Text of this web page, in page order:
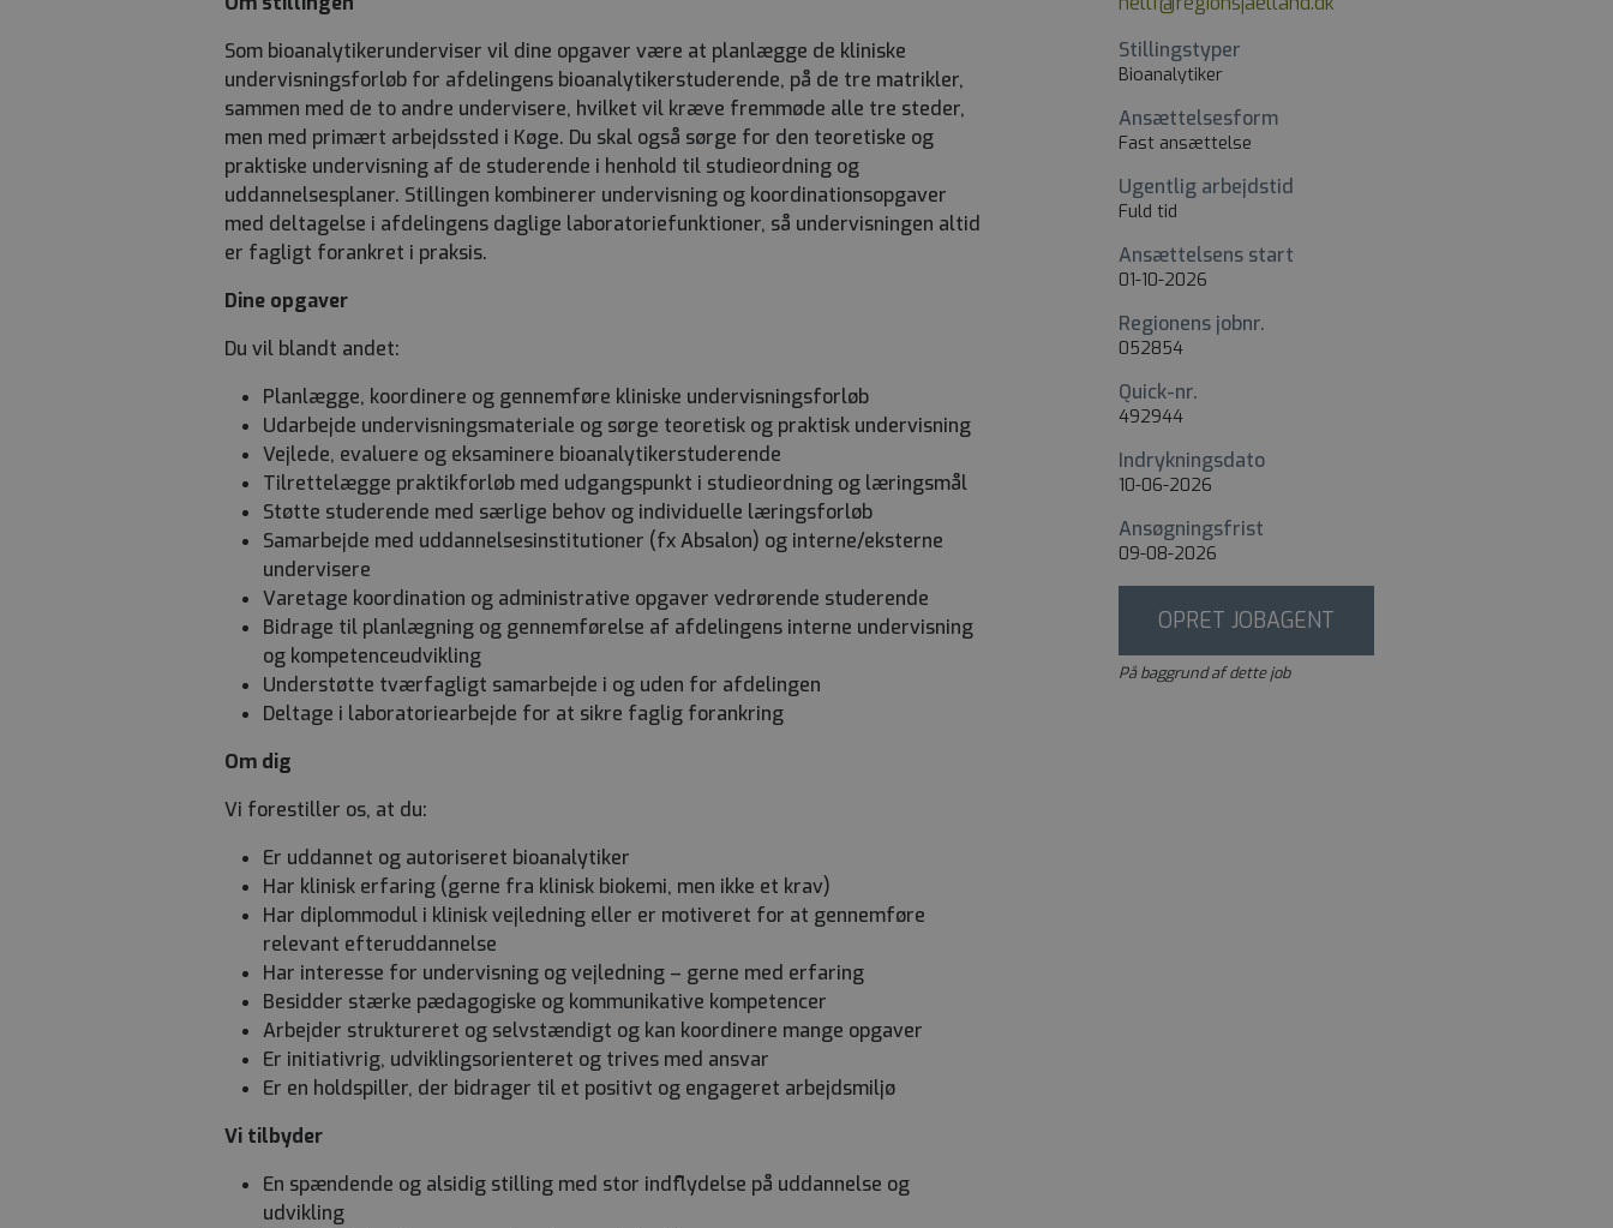
Som bioanalytikerunderviser vil dine opgaver være at planlægge de kliniske
undervisningsforløb for afdelingens bioanalytikerstuderende, på de tre matrikler,
sammen med de to andre undervisere, hvilket vil kræve fremmøde alle tre steder,
men med primært arbejdssted i Køge. Du skal også sørge for den teoretiske og
praktiske undervisning af de studerende i henhold til studieordning og
uddannelsesplaner. Stillingen kombinerer undervisning og koordinationsopgaver
med deltagelse i afdelingens daglige laboratoriefunktioner, så undervisningen altid
er fagligt forankret i praksis.
Dine opgaver
Du vil blandt andet:
Planlægge, koordinere og gennemføre kliniske undervisningsforløb
Udarbejde undervisningsmateriale og sørge teoretisk og praktisk undervisning
Vejlede, evaluere og eksaminere bioanalytikerstuderende
Tilrettelægge praktikforløb med udgangspunkt i studieordning og læringsmål
Støtte studerende med særlige behov og individuelle læringsforløb
Samarbejde med uddannelsesinstitutioner (fx Absalon) og interne/eksterne
undervisere
Varetage koordination og administrative opgaver vedrørende studerende
Bidrage til planlægning og gennemførelse af afdelingens interne undervisning
og kompetenceudvikling
Understøtte tværfagligt samarbejde i og uden for afdelingen
Deltage i laboratoriearbejde for at sikre faglig forankring
Om dig
Vi forestiller os, at du:
Er uddannet og autoriseret bioanalytiker
Har klinisk erfaring (gerne fra klinisk biokemi, men ikke et krav)
Har diplommodul i klinisk vejledning eller er motiveret for at gennemføre
relevant efteruddannelse
Har interesse for undervisning og vejledning – gerne med erfaring
Besidder stærke pædagogiske og kommunikative kompetencer
Arbejder struktureret og selvstændigt og kan koordinere mange opgaver
Er initiativrig, udviklingsorienteret og trives med ansvar
Er en holdspiller, der bidrager til et positivt og engageret arbejdsmiljø
Vi tilbyder
En spændende og alsidig stilling med stor indflydelse på uddannelse og
udvikling
Stillingstyper
Bioanalytiker
Ansættelsesform
Fast ansættelse
Ugentlig arbejdstid
Fuld tid
Ansættelsens start
01-10-2026
Regionens jobnr.
052854
Quick-nr.
492944
Indrykningsdato
10-06-2026
Ansøgningsfrist
09-08-2026
OPRET JOBAGENT
På baggrund af dette job